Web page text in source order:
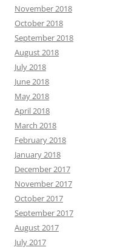
November 2018
October 2018
September 2018
August 2018
July 2018
June 2018
May 2018
April 2018
March 2018
February 2018
January 2018
December 2017
November 2017
October 2017
September 2017
August 2017
July 2017